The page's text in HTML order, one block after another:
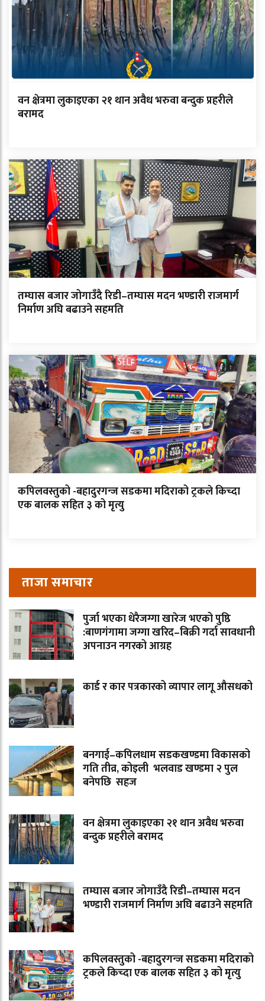
वन क्षेत्रमा लुकाइएका २१ थान अवैध भरुवा बन्दुक प्रहरीले
बरामद
तम्घास बजार जोगाउँदै रिडी–तम्घास मदन भण्डारी राजमार्ग
निर्माण अघि बढाउने सहमति
कपिलवस्तुको -बहादुरगन्ज सडकमा मदिराको ट्रकले किच्दा
एक बालक सहित ३ को मृत्यु
ताजा समाचार
पुर्जा भएका धेरैजग्गा खारेज भएको पुष्ठि
:बाणगंगामा जग्गा खरिद–बिक्री गर्दा सावधानी
अपनाउन नगरको आग्रह
कार्ड र कार पत्रकारको व्यापार लागू औसधको
बनगाई–कपिलधाम सडकखण्डमा विकासको
गति तीव्र, कोइली भलवाड खण्डमा २ पुल
बनेपछि सहज
वन क्षेत्रमा लुकाइएका २१ थान अवैध भरुवा
बन्दुक प्रहरीले बरामद
तम्घास बजार जोगाउँदै रिडी–तम्घास मदन
भण्डारी राजमार्ग निर्माण अघि बढाउने सहमति
कपिलवस्तुको -बहादुरगन्ज सडकमा मदिराको
ट्रकले किच्दा एक बालक सहित ३ को मृत्यु